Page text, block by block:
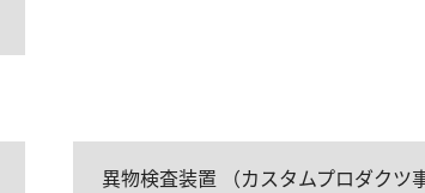
異物検査装置 （カスタムプロダクツ